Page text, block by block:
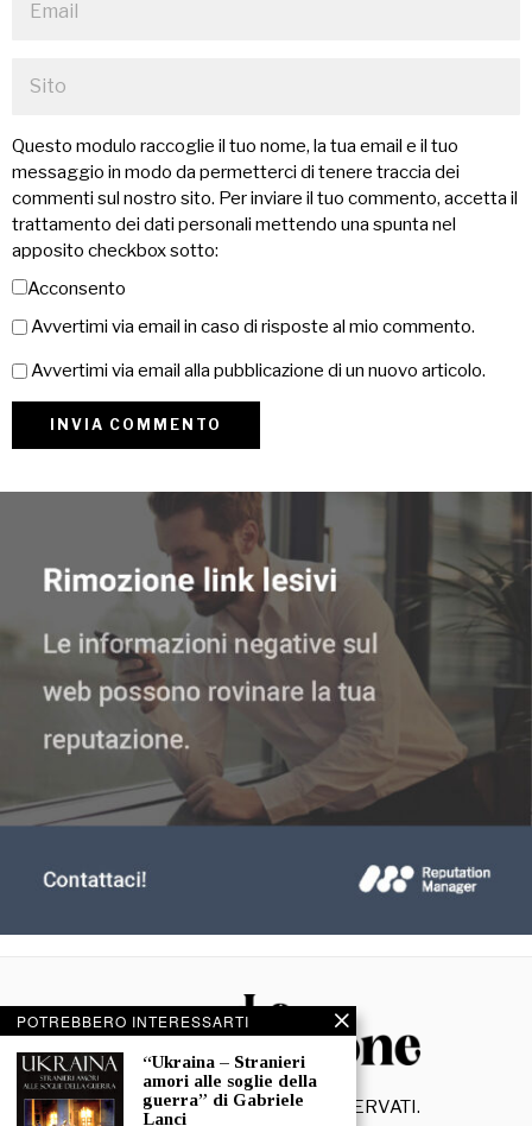
Questo modulo raccoglie il tuo nome, la tua email e il tuo
messaggio in modo da permetterci di tenere traccia dei
commenti sul nostro sito. Per inviare il tuo commento, accetta il
trattamento dei dati personali mettendo una spunta nel
apposito checkbox sotto:
Acconsento
Avvertimi via email in caso di risposte al mio commento.
Avvertimi via email alla pubblicazione di un nuovo articolo.
© 2026- TUTTI I DIRITTI RISERVATI.
POTREBBERO INTERESSARTI
“Ukraina – Stranieri
amori alle soglie della
guerra” di Gabriele
Lanci